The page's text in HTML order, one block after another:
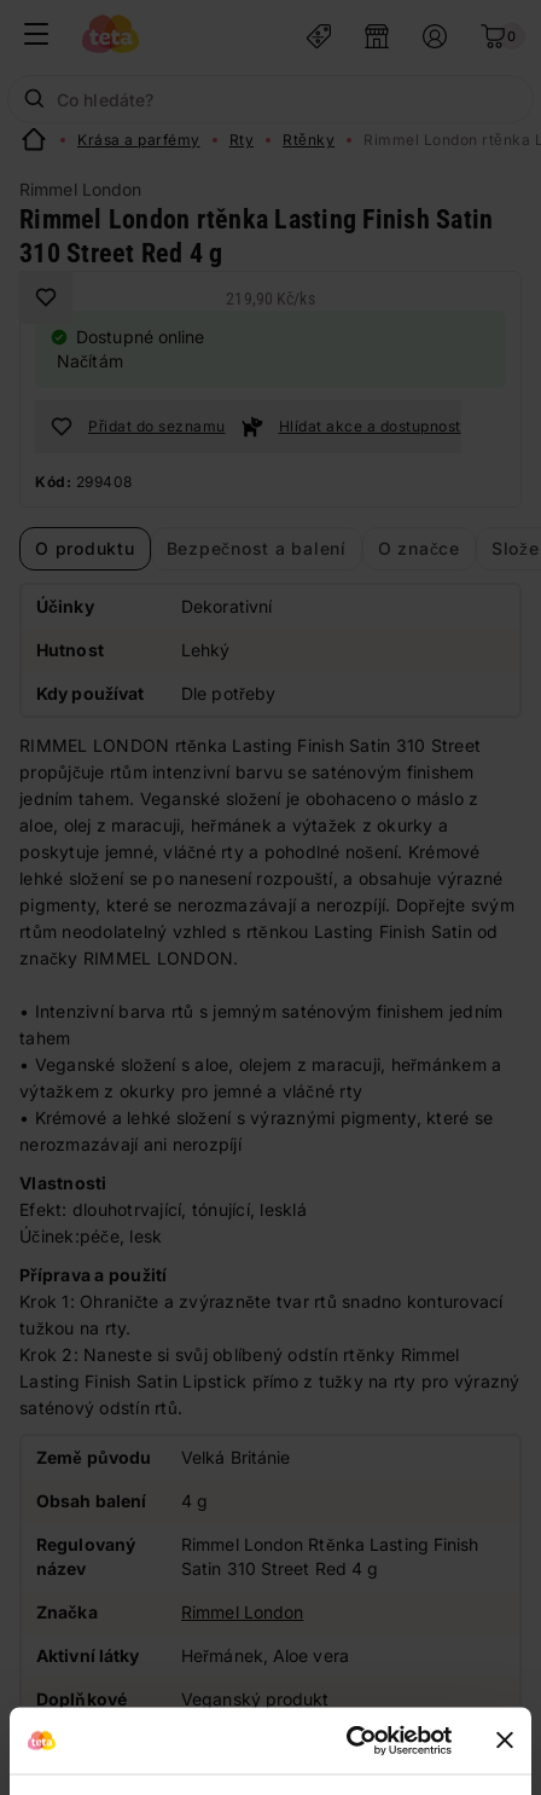
0
Krása a parfémy Rty Rtěnky Rimmel London rtěnka
Rimmel London
Rimmel London rtěnka Lasting Finish Satin
310 Street Red 4 g
219,90 Kč/ks
Dostupné online
Načítám
Přidat do seznamu Hlídat akce a dostupnost
Kód: 299408
O produktu Bezpečnost a balení O značce
Účinky Dekorativní
Hutnost Lehký
Kdy používat Dle potřeby
RIMMEL LONDON rtěnka Lasting Finish Satin 310 Street
propůjčuje rtům intenzivní barvu se saténovým finishem
jedním tahem. Veganské složení je obohaceno o máslo z
aloe, olej z maracuji, heřmánek a výtažek z okurky a
poskytuje jemné, vláčné rty a pohodlné nošení. Krémové
lehké složení se po nanesení rozpouští, a obsahuje výrazné
pigmenty, které se nerozmazávají a nerozpíjí. Dopřejte svým
rtům neodolatelný vzhled s rtěnkou Lasting Finish Satin od
značky RIMMEL LONDON.
• Intenzivní barva rtů s jemným saténovým finishem jedním
tahem
• Veganské složení s aloe, olejem z maracuji, heřmánkem a
výtažkem z okurky pro jemné a vláčné rty
• Krémové a lehké složení s výraznými pigmenty, které se
nerozmazávají ani nerozpíjí
Vlastnosti
Efekt: dlouhotrvající, tónující, lesklá
Účinek:péče, lesk
Příprava a použití
Krok 1: Ohraničte a zvýrazněte tvar rtů snadno konturovací
tužkou na rty.
Krok 2: Naneste si svůj oblíbený odstín rtěnky Rimmel
Lasting Finish Satin Lipstick přímo z tužky na rty pro výrazný
saténový odstín rtů.
Země původu Velká Británie
Obsah balení 4 g
Regulovaný
název
Rimmel London Rtěnka Lasting Finish
Satin 310 Street Red 4 g
Značka Rimmel London
Aktivní látky Heřmánek, Aloe vera
Doplňkové
Veganský produkt